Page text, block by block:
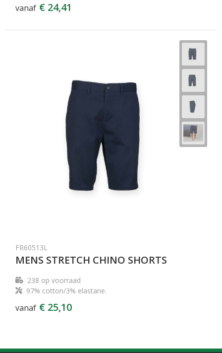
vanaf € 24,41
FR60513L
MENS STRETCH CHINO SHORTS
238 op voorraad
97% cotton/3% elastane.
vanaf € 25,10